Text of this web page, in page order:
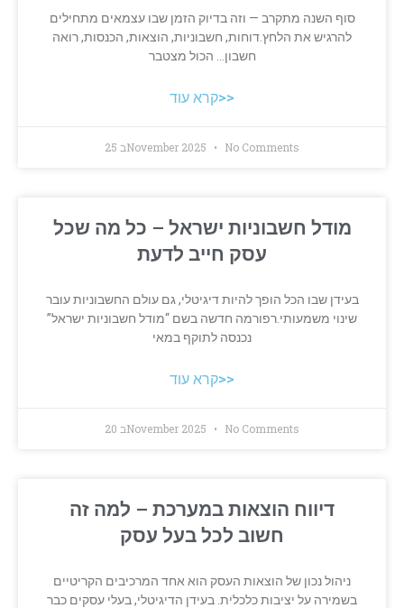
סוף השנה מתקרב — וזה בדיוק הזמן שבו עצמאים מתחילים
להרגיש את הלחץ.דוחות, חשבוניות, הוצאות, הכנסות, רואה
חשבון… הכול מצטבר
קרא עוד>>
25 בNovember 2025 No Comments
מודל חשבוניות ישראל – כל מה שכל
עסק חייב לדעת
בעידן שבו הכל הופך להיות דיגיטלי, גם עולם החשבוניות עובר
שינוי משמעותי.רפורמה חדשה בשם “מודל חשבוניות ישראל”
נכנסה לתוקף במאי
קרא עוד>>
20 בNovember 2025 No Comments
דיווח הוצאות במערכת – למה זה
חשוב לכל בעל עסק
ניהול נכון של הוצאות העסק הוא אחד המרכיבים הקריטיים
בשמירה על יציבות כלכלית. בעידן הדיגיטלי, בעלי עסקים כבר